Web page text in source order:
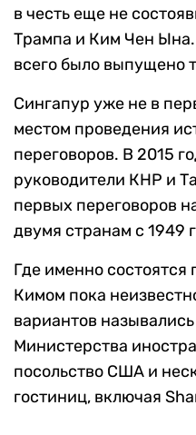
в честь еще не
Трампа и Ким Чен
всего было выпущено
Сингапур уже не в
местом проведения
переговоров. В 2015
руководители КНР и
первых переговоров
двумя странам с 1949
Где именно
Кимом пока
вариантов
Министерства
посольство США и
гостиниц, включая